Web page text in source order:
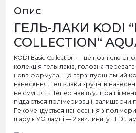
Опис
ГЕЛЬ-ЛАКИ KODI
COLLECTION“
KODI Basic Collection — це повністю
колекція гель-лаків, головна
нова формула, що гарантує щільний
нанесення. Гель-лаки зручні в
не смуглять. Тепер навіть ультра
піддаються полімеризації, залишаючи
Рекомендується нанесення з
шару в УФ лампі — 2 хвилини, у LED